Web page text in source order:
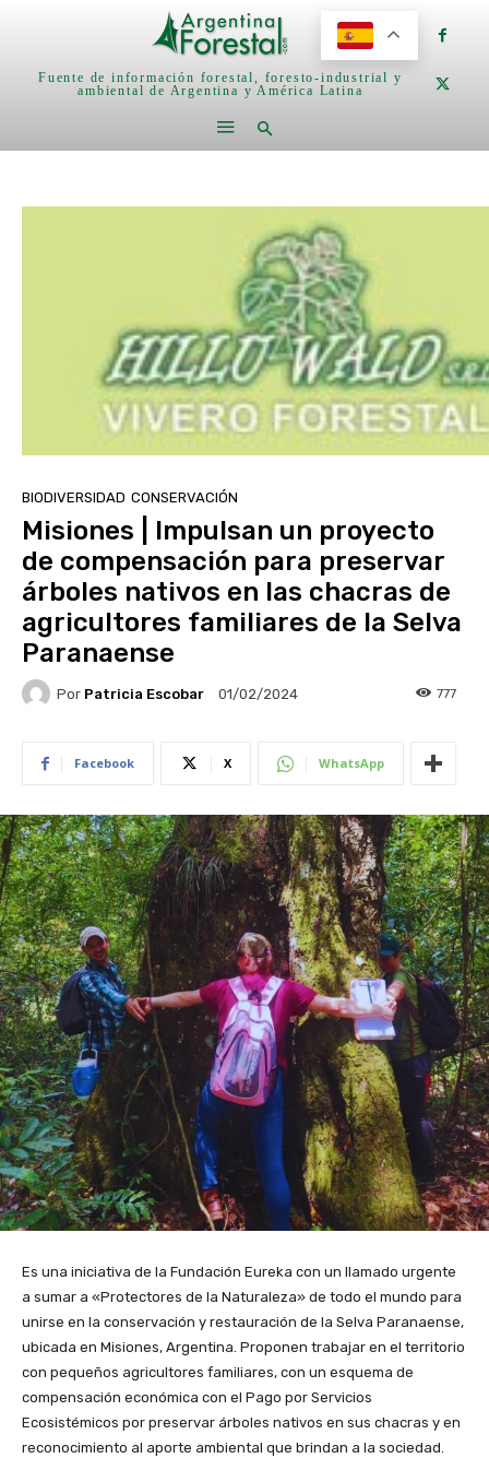
Fuente de información forestal, foresto-industrial y
ambiental de Argentina y América Latina
BIODIVERSIDAD CONSERVACIÓN
Misiones | Impulsan un proyecto
de compensación para preservar
árboles nativos en las chacras de
agricultores familiares de la Selva
Paranaense
Por Patricia Escobar 01/02/2024 777
Facebook X WhatsApp
Es una iniciativa de la Fundación Eureka con un llamado urgente
a sumar a «Protectores de la Naturaleza» de todo el mundo para
unirse en la conservación y restauración de la Selva Paranaense,
ubicada en Misiones, Argentina. Proponen trabajar en el territorio
con pequeños agricultores familiares, con un esquema de
compensación económica con el Pago por Servicios
Ecosistémicos por preservar árboles nativos en sus chacras y en
reconocimiento al aporte ambiental que brindan a la sociedad.